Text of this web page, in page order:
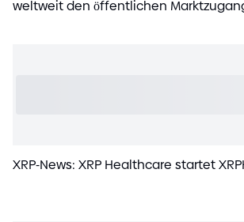
weltweit den öffentlichen
XRP-News: XRP Healthcare startet